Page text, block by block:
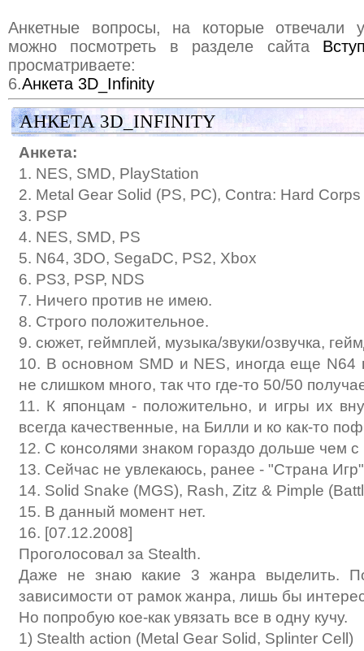
Анкетные вопросы, на которые отвечали
можно посмотреть в разделе сайта
просматриваете:
6.Анкета 3D_Infinity
АНКЕТА 3D_INFINITY
Анкета:
1. NES, SMD, PlayStation
2. Metal Gear Solid (PS, PC), Contra: Hard
3. PSP
4. NES, SMD, PS
5. N64, 3DO, SegaDC, PS2, Xbox
6. PS3, PSP, NDS
7. Ничего против не имею.
8. Строго положительное.
9. сюжет, геймплей, музыка/звуки/озвучка,
10. В основном SMD и NES, иногда еще
не слишком много, так что где-то 50/50
11. К японцам - положительно, и игры их
всегда качественные, на Билли и ко как-то
12. С консолями знаком гораздо дольше чем
13. Сейчас не увлекаюсь, ранее - "Страна
14. Solid Snake (MGS), Rash, Zitz & Pimple
15. В данный момент нет.
16. [07.12.2008]
Проголосовал за Stealth.
Даже не знаю какие 3 жанра выделить.
зависимости от рамок жанра, лишь бы
Но попробую кое-как увязать все в одну кучу.
1) Stealth action (Metal Gear Solid, Splinter Cell)